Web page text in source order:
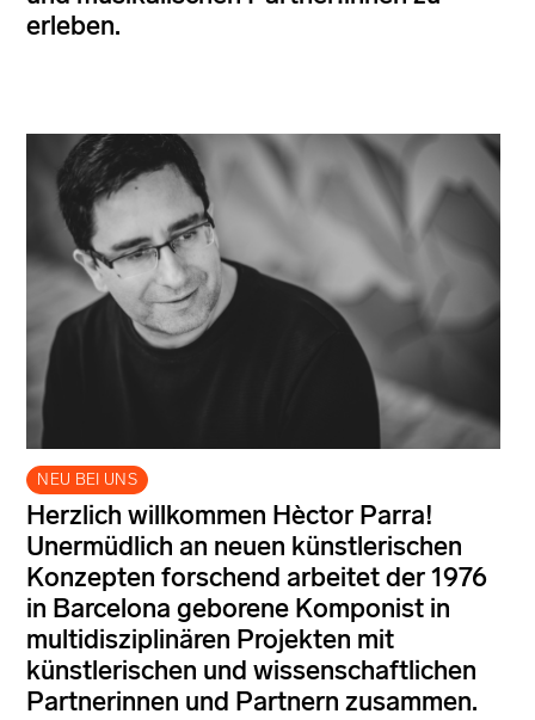
erleben.
NEU BEI UNS
Herzlich willkommen Hèctor Parra!
Unermüdlich an neuen künstlerischen
Konzepten forschend arbeitet der 1976
in Barcelona geborene Komponist in
multidisziplinären Projekten mit
künstlerischen und wissenschaftlichen
Partnerinnen und Partnern zusammen.